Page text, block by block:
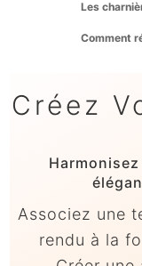
Les
Comment
Créez
Associez une
rendu à la